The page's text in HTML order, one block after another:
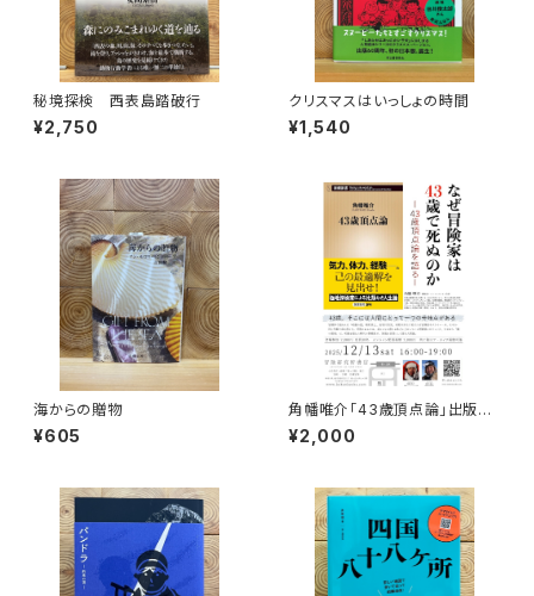
秘境探検 西表島踏破行
¥2,750
クリスマスはいっしょの時間
¥1,540
海からの贈物
¥605
角幡唯介「43歳頂点論」出版記
念トークイベント録画視聴権
¥2,000